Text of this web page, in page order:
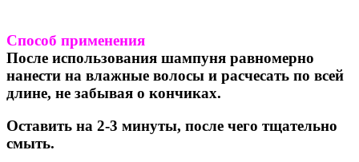
Способ применения
После использования шампуня равномерно
нанести на влажные волосы и расчесать по всей
длине, не забывая о кончиках.
Оставить на 2-3 минуты, после чего тщательно
смыть.